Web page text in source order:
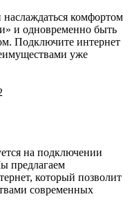
наслаждаться комфортом
и одновременно быть
Подключите интернет
уже
на подключении
предлагаем
который позволит
современных